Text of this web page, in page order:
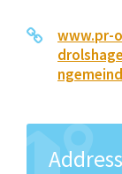
www.pr-
Address